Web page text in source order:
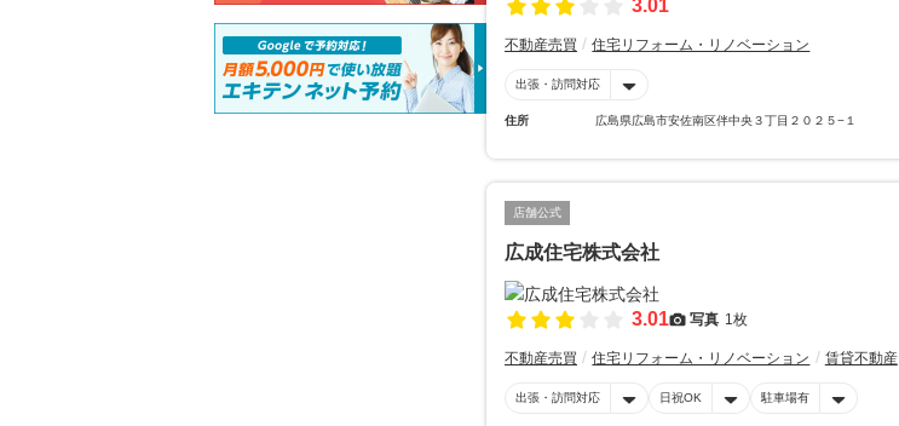
3.01
不動産売買 住宅リフォーム・リノベーション
出張・訪問対応
住所 広島県広島市安佐南区伴中央３丁目２０２５−１
店舗公式
広成住宅株式会社
3.01 写真 1枚
不動産売買 住宅リフォーム・リノベーション 賃貸不動産
出張・訪問対応 日祝OK 駐車場有